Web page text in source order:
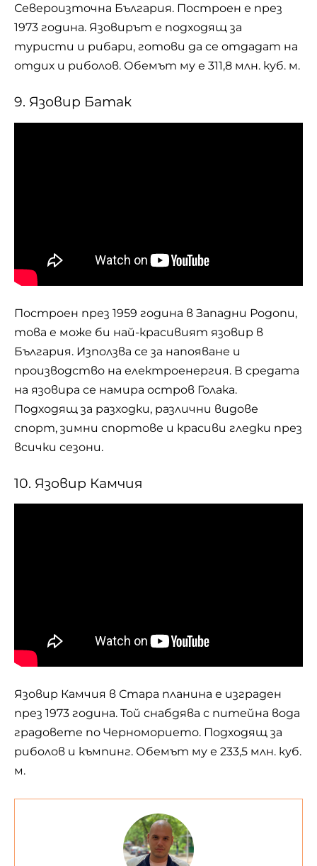
Североизточна България. Построен е през
1973 година. Язовирът е подходящ за
туристи и рибари, готови да се отдадат на
отдих и риболов. Обемът му е 311,8 млн. куб. м.
9. Язовир Батак
Построен през 1959 година в Западни Родопи,
това е може би най-красивият язовир в
България. Използва се за напояване и
производство на електроенергия. В средата
на язовира се намира остров Голака.
Подходящ за разходки, различни видове
спорт, зимни спортове и красиви гледки през
всички сезони.
10. Язовир Камчия
Язовир Камчия в Стара планина е изграден
през 1973 година. Той снабдява с питейна вода
градовете по Черноморието. Подходящ за
риболов и къмпинг. Обемът му е 233,5 млн. куб.
м.